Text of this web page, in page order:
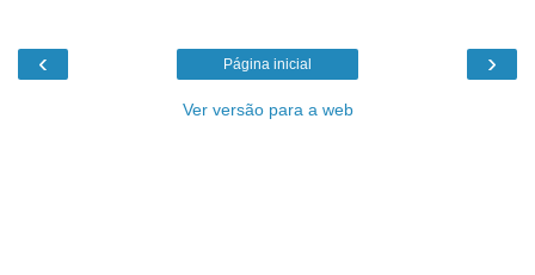
‹ ›
Página inicial
Ver versão para a web